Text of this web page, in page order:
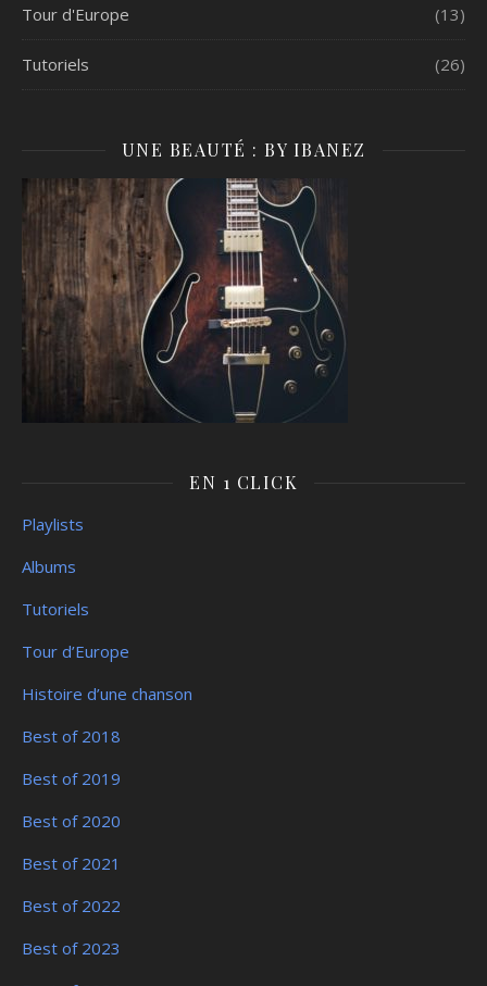
Tour d'Europe (13)
Tutoriels (26)
UNE BEAUTÉ : BY IBANEZ
EN 1 CLICK
Playlists
Albums
Tutoriels
Tour d’Europe
Histoire d’une chanson
Best of 2018
Best of 2019
Best of 2020
Best of 2021
Best of 2022
Best of 2023